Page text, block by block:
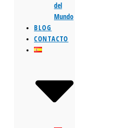
del
Mundo
BLOG
CONTACTO